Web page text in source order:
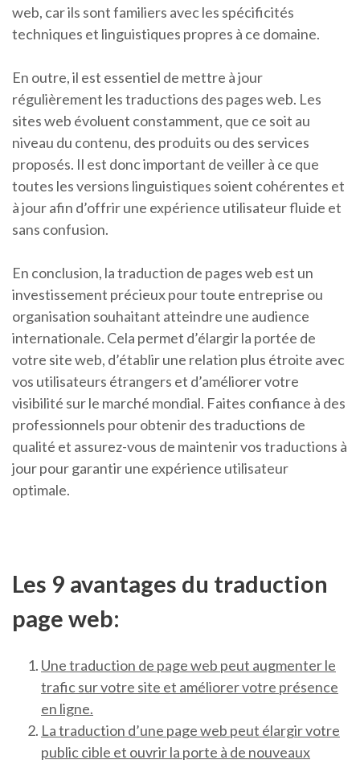
web, car ils sont familiers avec les spécificités
techniques et linguistiques propres à ce domaine.
En outre, il est essentiel de mettre à jour
régulièrement les traductions des pages web. Les
sites web évoluent constamment, que ce soit au
niveau du contenu, des produits ou des services
proposés. Il est donc important de veiller à ce que
toutes les versions linguistiques soient cohérentes et
à jour afin d’offrir une expérience utilisateur fluide et
sans confusion.
En conclusion, la traduction de pages web est un
investissement précieux pour toute entreprise ou
organisation souhaitant atteindre une audience
internationale. Cela permet d’élargir la portée de
votre site web, d’établir une relation plus étroite avec
vos utilisateurs étrangers et d’améliorer votre
visibilité sur le marché mondial. Faites confiance à des
professionnels pour obtenir des traductions de
qualité et assurez-vous de maintenir vos traductions à
jour pour garantir une expérience utilisateur
optimale.
Les 9 avantages du traduction
page web:
Une traduction de page web peut augmenter le
trafic sur votre site et améliorer votre présence
en ligne.
La traduction d’une page web peut élargir votre
public cible et ouvrir la porte à de nouveaux